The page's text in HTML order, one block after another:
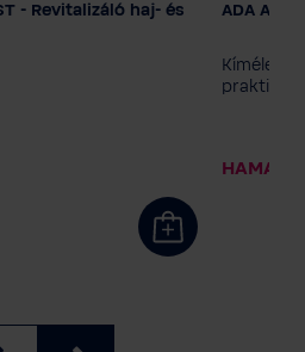
- Revitalizáló haj- és
ADA
praktikus